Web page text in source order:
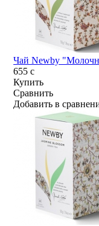
Чай Newby
655c
Купить
Сравнить
Добавить в